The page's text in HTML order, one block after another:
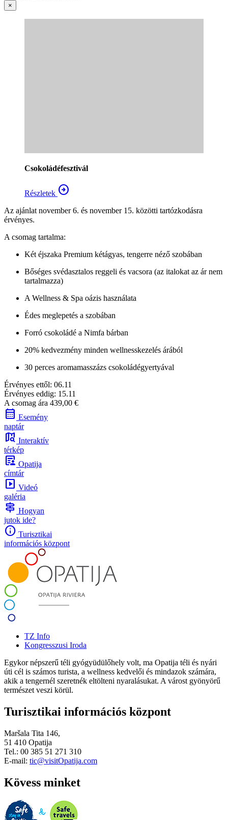
×
Csokoládéfesztivál
Részletek arrow_circle_right
Az ajánlat november 6. és november 15. közötti tartózkodásra
érvényes.
A csomag tartalma:
Két éjszaka Premium kétágyas, tengerre néző szobában
Bőséges svédasztalos reggeli és vacsora (az italokat az ár nem
tartalmazza)
A Wellness & Spa oázis használata
Édes meglepetés a szobában
Forró csokoládé a Nimfa bárban
20% kedvezmény minden wellnesskezelés árából
30 perces aromamasszázs csokoládégyertyával
Érvényes ettől: 06.11
Érvényes eddig: 15.11
A csomag ára 439,00 €
calendar_month Esemény
naptár
map_search Interaktív
térkép
article_person Opatija
címtár
slideshow Videó
galéria
signpost Hogyan
jutok ide?
info Turisztikai
információs központ
TZ Info
Kongresszusi Iroda
Egykor népszerű téli gyógyüdülőhely volt, ma Opatija téli és nyári
úti cél is számos turista, a wellness kedvelői és mindazok számára,
akik a tengernél szeretnék eltölteni nyaralásukat. A várost gyönyörű
természet veszi körül.
Turisztikai információs központ
Maršala Tita 146,
51 410 Opatija
Tel.: 00 385 51 271 310
E-mail: tic@visitOpatija.com
Kövess minket